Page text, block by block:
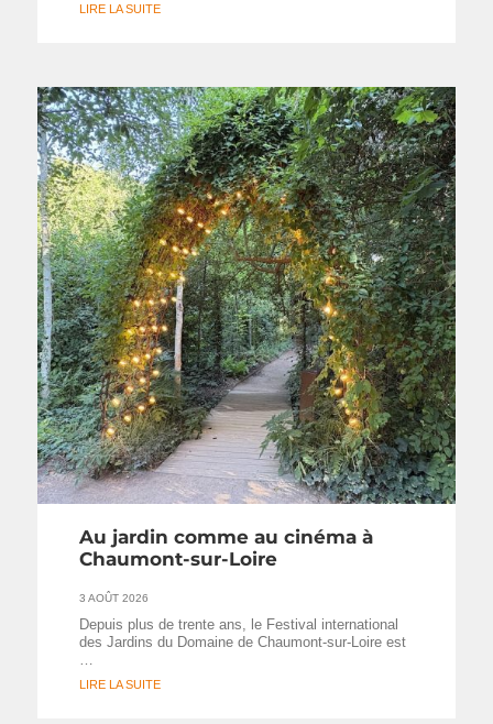
LIRE LA SUITE
Au jardin comme au cinéma à
Chaumont-sur-Loire
3 AOÛT 2026
Depuis plus de trente ans, le Festival international
des Jardins du Domaine de Chaumont-sur-Loire est
LIRE LA SUITE